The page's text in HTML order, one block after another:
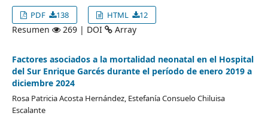
PDF
138 HTML 12
Resumen 269 | DOI Array
Factores asociados a la mortalidad neonatal en el Hospital
del Sur Enrique Garcés durante el período de enero 2019 a
diciembre 2024
Rosa Patricia Acosta Hernández, Estefanía Consuelo Chiluisa
Escalante